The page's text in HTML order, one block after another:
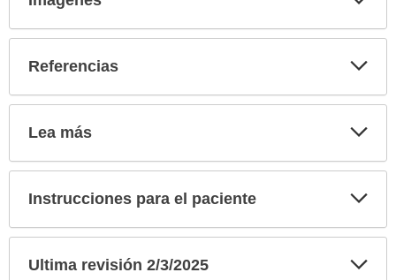
Referencias
Lea más
Instrucciones para el paciente
Ultima revisión 2/3/2025